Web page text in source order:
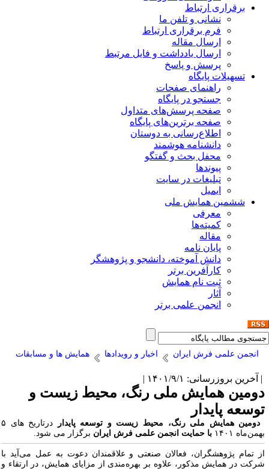
برقراری ارتباط
نشانی و تلفن ما
فرم برقراری ارتباط
ارسال مقاله
ارسال یادداشت و فایل مرتبط
پرسش و پاسخ
تسهیلات پایگاه
راهنمای صفحات
جستجو در پایگاه
صفحه پرسش‌های متداول
صفحه برترین‌های پایگاه
اطلاع‌رسانی به دوستان
دانشنامه هوشمند
محفل بحث و گفتگو
پیوندها
تبلیغات در سایت
ایمیل
ششمین همایش ملی
معرفی
کمیته‌ها
مقاله
پایان نامه
دانش آموخته، دانشجو و پژوهشگر
کارآفرین برتر
ثبت نام همایش
آثار
انجمن علمی برتر
انجمن علمی فرش ایران اخبار و رویدادها همایش ها و مسابقات
بروزرسانی: ۱۴۰۱/۹/۱ |
همایش ملی رنگ، محیط زیست و
پایدار
دومین همایش ملی رنگ، محیط زیست و توسعه پایدار
درتاریخ های ۵
۱۴۰۱
با حمایت انجمن علمی فرش ایران برگزار می شود.
تمام پژوهشگران، فعالان صنعتی و علاقمندان دعوت به عمل می‌آید با
در همایش مذکور، علاوه بر بهره‌مندی از مزایای همایش، در ارتقاء و